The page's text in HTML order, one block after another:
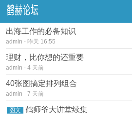
出海工作的必备知识
admin - 昨天 16:55
理财，比你想的还重要
admin - 4 天前
40张图搞定排列组合
admin - 7 天前
图文 鹤师爷大讲堂续集